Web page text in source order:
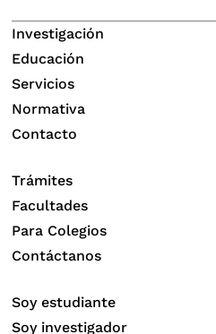
Investigación
Educación
Servicios
Normativa
Contacto
Trámites
Facultades
Para Colegios
Contáctanos
Soy estudiante
Soy investigador